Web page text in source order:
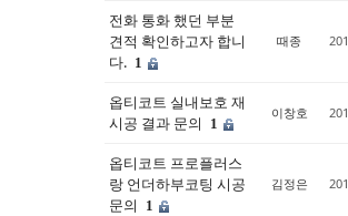
전화 통화 했던 부분
견적 확인하고자 합니
다. 1
때종
옵티코트 실내보호 재
시공 결과 문의
1
이창호
옵티코트 프로플러스
랑 언더하부코팅 시공
문의
1
김정은